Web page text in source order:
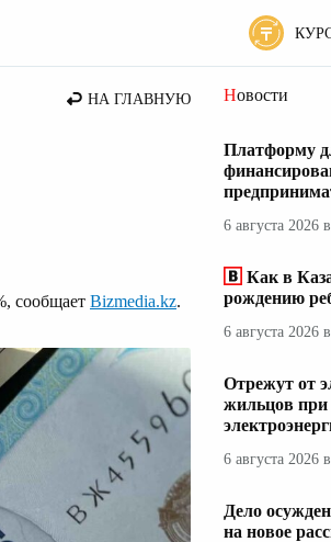
НА ГЛАВНУЮ
сообщает Bizmedia.kz.
Новости
Платформу
6 августа 2026
Как в
рождению
6 августа 2026
Отрежут от
жильцов при
6 августа 2026
Дело
на новое